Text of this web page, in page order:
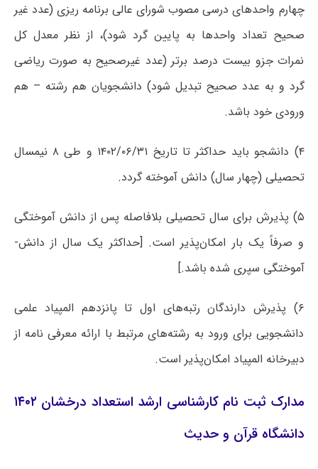
چهارم واحدهای درسی مصوب شورای عالی برنامه ریزی (عدد غیر
صحیح تعداد واحدها به پایین گرد شود)، از نظر معدل کل
نمرات جزو بیست درصد برتر (عدد غیرصحیح به صورت ریاضی
گرد و به عدد صحیح تبدیل شود) دانشجویان هم رشته – هم
ورودی خود باشد.
۴) دانشجو باید حداکثر تا تاریخ ۱۴۰۲/۰۶/۳۱ و طی ۸ نیمسال
تحصیلی (چهار سال) دانش آموخته گردد.
۵) پذیرش برای سال تحصیلی بلافاصله پس از دانش آموختگی
و صرفاً یک بار امکان‌پذیر است. [حداکثر یک سال از دانش­
آموختگی سپری شده باشد.]
۶) پذیرش دارندگان رتبه‌های اول تا پانزدهم المپیاد علمی
دانشجویی برای ورود به رشته‌های مرتبط با ارائه معرفی نامه از
دبیرخانه المپیاد امکان‌پذیر است.
مدارک ثبت نام کارشناسی ارشد استعداد درخشان ۱۴۰۲
دانشگاه قرآن و حدیث